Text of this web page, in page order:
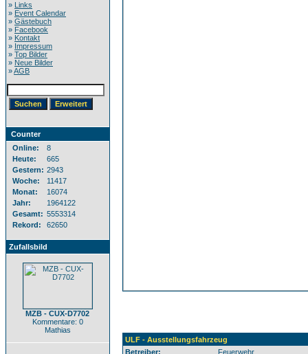
» Links
» Event Calendar
» Gästebuch
» Facebook
» Kontakt
» Impressum
» Top Bilder
» Neue Bilder
»AGB
Counter
Online:
8
Heute:
665
Gestern: 2943
Woche:
11417
Monat:
16074
Jahr:
1964122
Gesamt: 5553314
Rekord:
62650
Zufallsbild
MZB - CUX-D7702
Kommentare: 0
Mathias
ULF - Ausstellungsfahrzeug
Betreiber:
Feuerwehr